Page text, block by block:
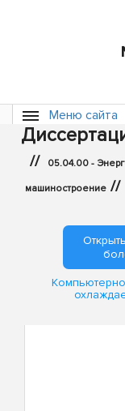
Меню сайта
// 05.04.00 -
машиностроение //